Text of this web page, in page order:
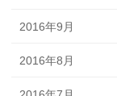
2016年9月
2016年8月